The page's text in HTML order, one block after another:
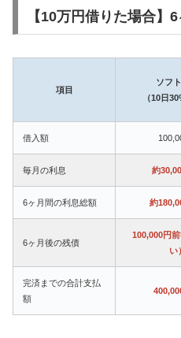
【10万円借りた場合】
項目
ソフ
（10日
借入額
毎月の利息 約
6ヶ月間の利息総額 約
6ヶ月後の残債
100,000円
い）
完済までの合計支払
額